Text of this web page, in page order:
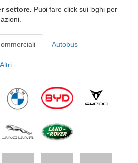
settore. Puoi fare click sui loghi per
Autobus
Altri